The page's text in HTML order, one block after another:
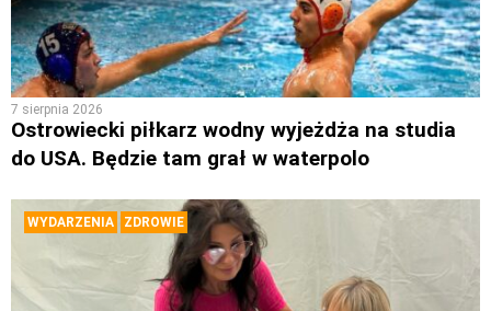
7 sierpnia 2026
Ostrowiecki piłkarz wodny wyjeżdża na studia
do USA. Będzie tam grał w waterpolo
WYDARZENIA ZDROWIE